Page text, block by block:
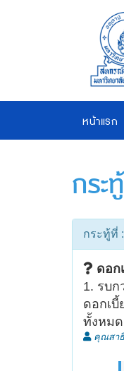
หน้าแรก
กระ
กระทู้ที่
ดอก
1. รบ
ดอกเ
ทั้งหม
คุณสา